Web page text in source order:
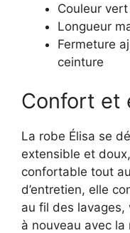
Couleur
Longueur
Fermeture
ceinture
Confort et
La robe Élisa se
extensible et
confortable tout
d’entretien, elle
au fil des
à nouveau avec la